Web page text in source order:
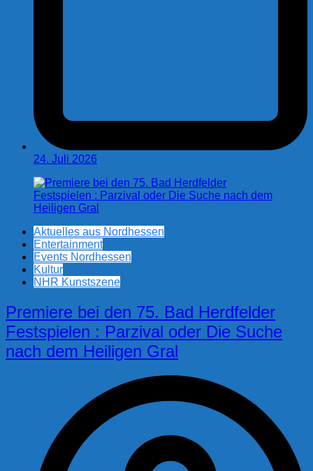
24. Juli 2026
Aktuelles aus Nordhessen
Entertainment
Events Nordhessen
Kultur
NHR Kunstszene
Premiere bei den 75. Bad Herdfelder
Festspielen : Parzival oder Die Suche
nach dem Heiligen Gral